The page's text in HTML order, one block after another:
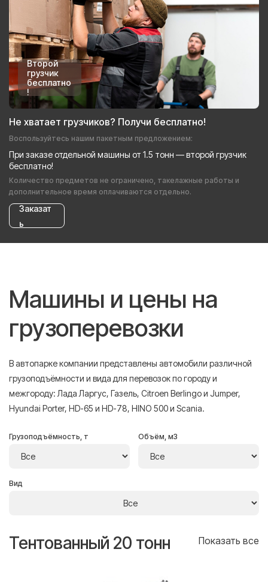
Второй
грузчик
бесплатно
!
Не хватает грузчиков? Получи бесплатно!
Воспользуйтесь нашим пакетным предложением:
При заказе отдельной машины от 1.5 тонн — второй грузчик
бесплатно!
Количество предметов не ограничено, такелажные работы и
дополнительное время оплачиваются отдельно.
Заказат
ь
Машины и цены на
грузоперевозки
В автопарке компании представлены автомобили различной
грузоподъёмности и вида для перевозок по городу и
межгороду: Лада Ларгус, Газель, Citroen Berlingo и Jumper,
Hyundai Porter, HD-65 и HD-78, HINO 500 и Scania.
Грузоподъёмность, т Объём, м3
Вид
Тентованный 20 тонн Показать все